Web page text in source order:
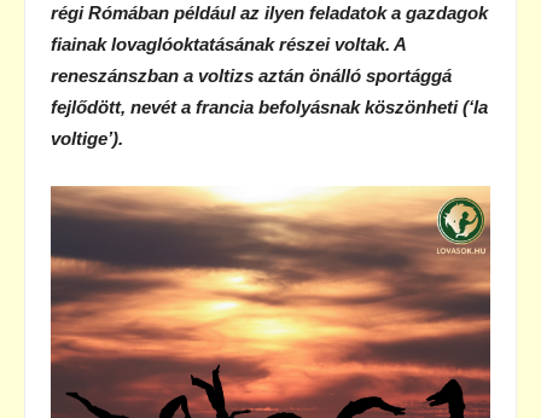
régi Rómában például az ilyen feladatok a gazdagok
fiainak lovaglóoktatásának részei voltak. A
reneszánszban a voltizs aztán önálló sportággá
fejlődött, nevét a francia befolyásnak köszönheti (‘la
voltige’).